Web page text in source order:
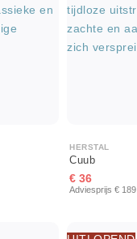
HERSTAL
Cuub
€ 36
Adviesprijs € 189